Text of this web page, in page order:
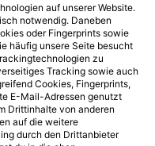
auf unserer Website.
notwendig. Daneben
oder Fingerprints sowie
häufig unsere Seite besucht
zu
Tracking sowie auch
Cookies, Fingerprints,
E-Mail-Adressen genutzt
Drittinhalte von anderen
auf die weitere
durch den Drittanbieter